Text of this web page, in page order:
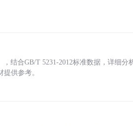
结合GB/T 5231-2012标准数据，详细分
供参考。